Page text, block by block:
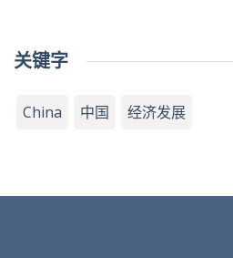
关键字
China 中国 经济发展